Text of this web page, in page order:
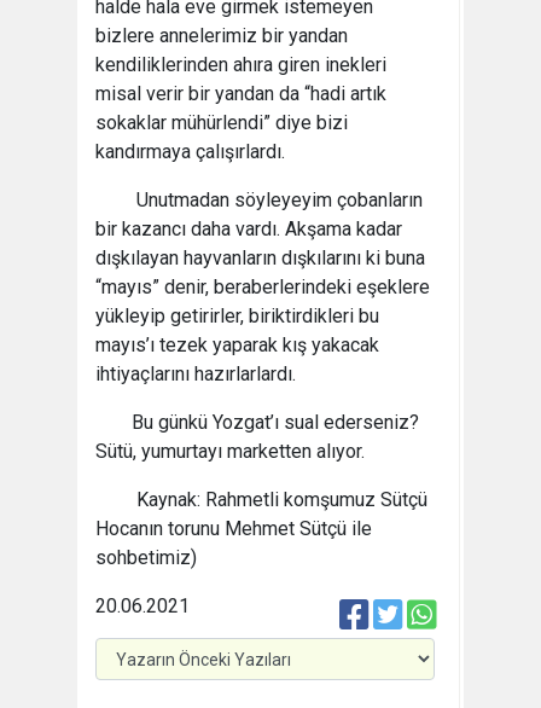
halde hala eve girmek istemeyen
bizlere annelerimiz bir yandan
kendiliklerinden ahıra giren inekleri
misal verir bir yandan da “hadi artık
sokaklar mühürlendi” diye bizi
kandırmaya çalışırlardı.
Unutmadan söyleyeyim çobanların
bir kazancı daha vardı. Akşama kadar
dışkılayan hayvanların dışkılarını ki buna
“mayıs” denir, beraberlerindeki eşeklere
yükleyip getirirler, biriktirdikleri bu
mayıs’ı tezek yaparak kış yakacak
ihtiyaçlarını hazırlarlardı.
Bu günkü Yozgat’ı sual ederseniz?
Sütü, yumurtayı marketten alıyor.
Kaynak: Rahmetli komşumuz Sütçü
Hocanın torunu Mehmet Sütçü ile
sohbetimiz)
20.06.2021